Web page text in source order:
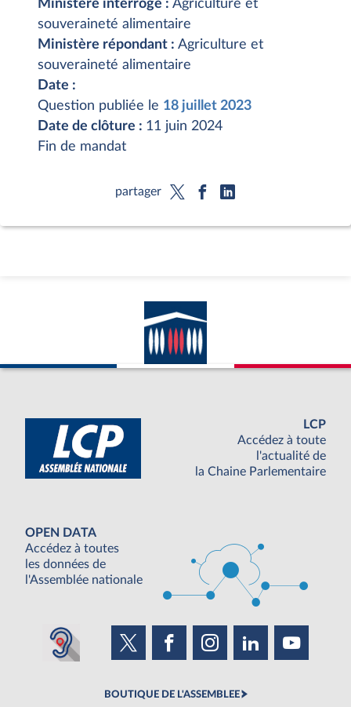
Ministère interrogé : Agriculture et
souveraineté alimentaire
Ministère répondant : Agriculture et
souveraineté alimentaire
Date :
Question publiée le 18 juillet 2023
Date de clôture : 11 juin 2024
Fin de mandat
partager
LCP
Accédez à toute
l'actualité de
la Chaine Parlementaire
OPEN DATA
Accédez à toutes
les données de
l'Assemblée nationale
BOUTIQUE DE L'ASSEMBLEE